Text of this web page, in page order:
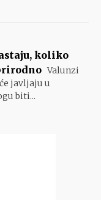
koliko
Valunzi
javljaju u
biti...